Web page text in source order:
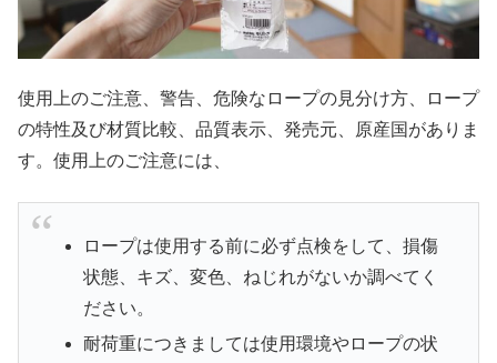
使用上のご注意、警告、危険なロープの見分け方、ロープ
の特性及び材質比較、品質表示、発売元、原産国がありま
す。使用上のご注意には、
ロープは使用する前に必ず点検をして、損傷
状態、キズ、変色、ねじれがないか調べてく
ださい。
耐荷重につきましては使用環境やロープの状